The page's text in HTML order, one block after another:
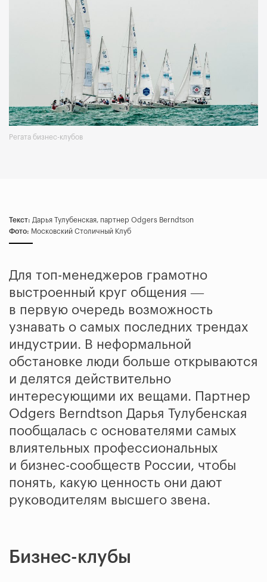
Регата бизнес-клубов
Текст: Дарья Тулубенская, партнер Odgers Berndtson
Фото: Московский Столичный Клуб
Для топ-менеджеров грамотно
выстроенный круг общения ―
в первую очередь возможность
узнавать о самых последних трендах
индустрии. В неформальной
обстановке люди больше открываются
и делятся действительно
интересующими их вещами. Партнер
Odgers Berndtson Дарья Тулубенская
пообщалась с основателями самых
влиятельных профессиональных
и бизнес-сообществ России, чтобы
понять, какую ценность они дают
руководителям высшего звена.
Бизнес-клубы